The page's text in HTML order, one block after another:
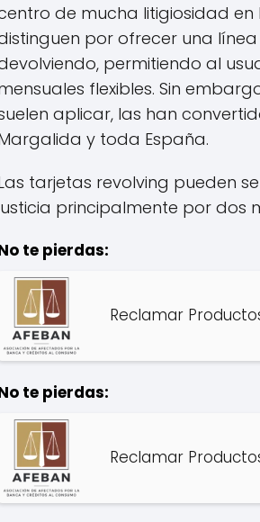
de mucha litigiosidad en
por ofrecer una
permitiendo al
flexibles. Sin
aplicar, las han
y toda España.
tarjetas revolving pueden
principalmente por dos
te pierdas:
Reclamar
te pierdas:
Reclamar